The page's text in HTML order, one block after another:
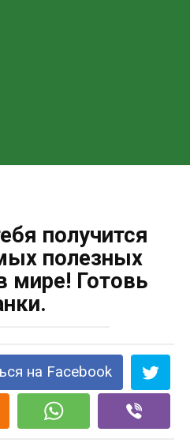
получится
полезных
мире! Готовь
на Facebook